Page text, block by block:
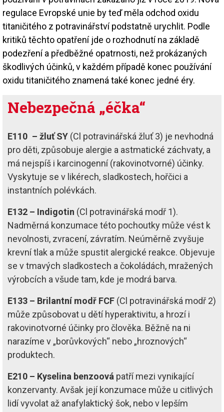
regulace Evropské unie by teď měla odchod oxidu
titaničitého z potravinářství podstatně urychlit. Podle
kritiků těchto opatření jde o rozhodnutí na základě
podezření a předběžné opatrnosti, než prokázaných
škodlivých účinků, v každém případě konec používání
oxidu titaničitého znamená také konec jedné éry.
Nebezpečná „éčka“
E110 – žluť SY (Cl potravinářská žluť 3) je nevhodná
pro děti, způsobuje alergie a astmatické záchvaty, a
má nejspíš i karcinogenní (rakovinotvorné) účinky.
Vyskytuje se v likérech, sladkostech, hořčici a
instantních polévkách.
E132 – Indigotin (Cl potravinářská modř 1).
Nadměrná konzumace této pochoutky může vést k
nevolnosti, zvracení, závratím. Neúměrně zvyšuje
krevní tlak a může spustit alergické reakce. Objevuje
se v tmavých sladkostech a čokoládách, mražených
výrobcích a všude tam, kde je modrá barva.
E133 – Brilantní modř FCF (Cl potravinářská modř 2)
může způsobovat u dětí hyperaktivitu, a hrozí i
rakovinotvorné účinky pro člověka. Běžně na ni
narazíme v „borůvkových“ nebo „hroznových“
produktech.
E210 – Kyselina benzoová patří mezi vynikající
konzervanty. Avšak její konzumace může u citlivých
lidí vyvolat až anafylaktický šok, nebo v lepším